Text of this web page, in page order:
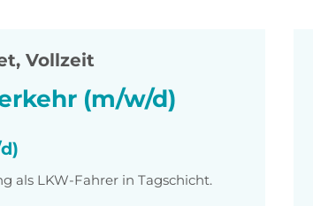
Vollzeit
(m/w/d)
als LKW-Fahrer in Tagschicht.